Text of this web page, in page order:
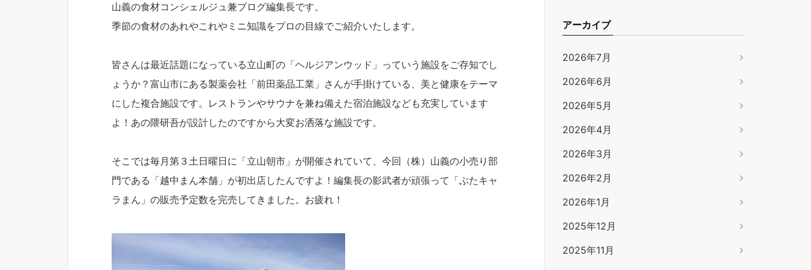
山義の食材コンシェルジュ兼ブログ編集長です。
季節の食材のあれやこれやミニ知識をプロの目線でご紹介いたします。
皆さんは最近話題になっている立山町の「ヘルジアンウッド」っていう施設をご存知でし
ょうか？富山市にある製薬会社「前田薬品工業」さんが手掛けている、美と健康をテーマ
にした複合施設です。レストランやサウナを兼ね備えた宿泊施設なども充実しています
よ！あの隈研吾が設計したのですから大変お洒落な施設です。
そこでは毎月第３土日曜日に「立山朝市」が開催されていて、今回（株）山義の小売り部
門である「越中まん本舗」が初出店したんですよ！編集長の影武者が頑張って「ぶたキャ
ラまん」の販売予定数を完売してきました。お疲れ！
アーカイブ
2026年7月
2026年6月
2026年5月
2026年4月
2026年3月
2026年2月
2026年1月
2025年12月
2025年11月